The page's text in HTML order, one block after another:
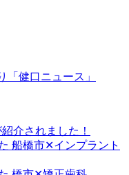
「健口ニュース」